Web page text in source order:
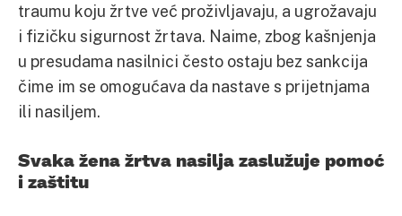
traumu koju žrtve već proživljavaju, a ugrožavaju
i fizičku sigurnost žrtava. Naime, zbog kašnjenja
u presudama nasilnici često ostaju bez sankcija
čime im se omogućava da nastave s prijetnjama
ili nasiljem.
Svaka žena žrtva nasilja zaslužuje pomoć
i zaštitu